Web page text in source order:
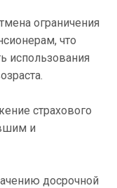
ограничения
что
использования
страхового
и
досрочной